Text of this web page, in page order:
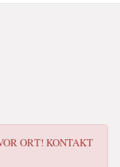
ORT! KONTAKT